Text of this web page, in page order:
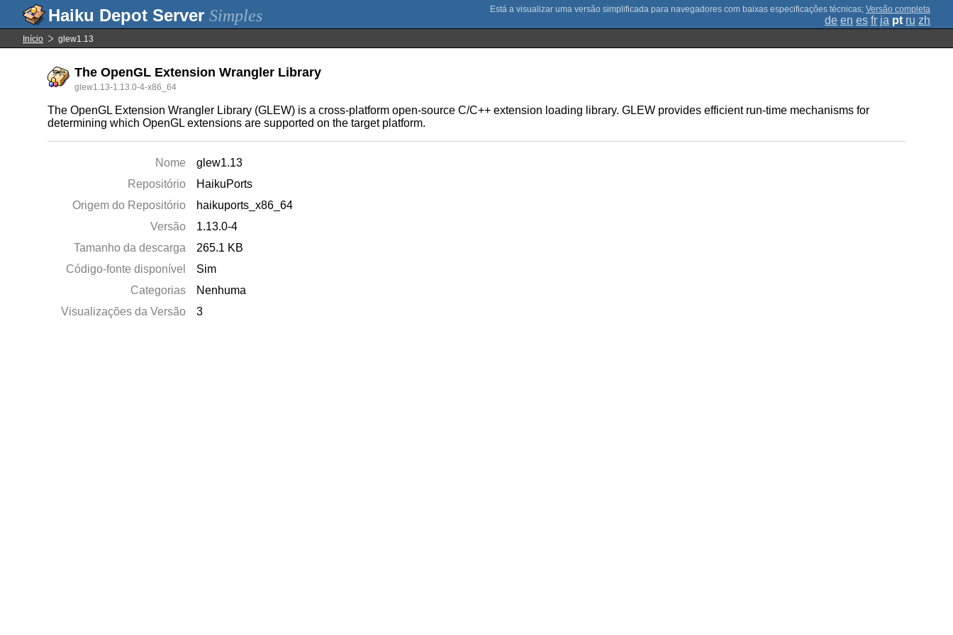
Simples ; Versão completa
de en es fr ja pt ru zh
Início glew1.13
The OpenGL Extension Wrangler Library
glew1.13-1.13.0-4-x86_64
The OpenGL Extension Wrangler Library (GLEW) is a cross-platform open-source C/C++ extension loading library. GLEW provides efficient run-time mechanisms for
determining which OpenGL extensions are supported on the target platform.
Nome
glew1.13
Repositório
HaikuPorts
Origem do Repositório
haikuports_x86_64
Versão
1.13.0-4
Tamanho da descarga
265.1 KB
Código-fonte disponível
Sim
Categorias
Nenhuma
Visualizações da Versão
3